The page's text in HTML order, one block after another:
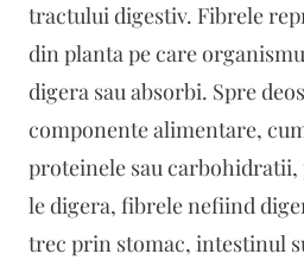
tractului digestiv. Fibrele
din planta pe care
digera sau absorbi. Spre
componente alimentare,
proteinele sau carbohidratii,
le digera, fibrele nefiind
trec prin stomac, intestinul